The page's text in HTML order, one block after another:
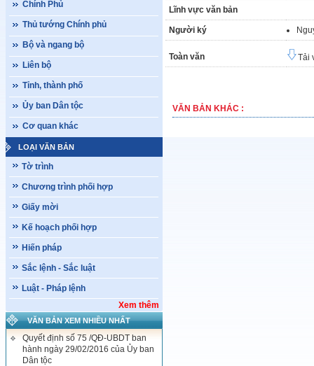
Chính Phủ
Thủ tướng Chính phủ
Bộ và ngang bộ
Liên bộ
Tỉnh, thành phố
Ủy ban Dân tộc
Cơ quan khác
LOẠI VĂN BẢN
Tờ trình
Chương trình phối hợp
Giấy mời
Kế hoạch phối hợp
Hiến pháp
Sắc lệnh - Sắc luật
Luật - Pháp lệnh
Xem thêm
VĂN BẢN XEM NHIỀU NHẤT
Quyết định số 75 /QĐ-UBDT ban
hành ngày 29/02/2016 của Ủy ban
Dân tộc
Lĩnh vực văn bản
Người ký
Toàn văn Tải
VĂN BẢN KHÁC :